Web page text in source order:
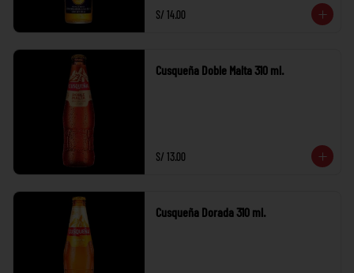
S/ 14.00
Cusqueña Doble Malta 310 ml.
S/ 13.00
Cusqueña Dorada 310 ml.